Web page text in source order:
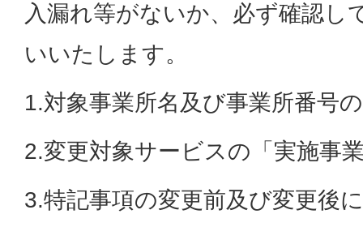
入漏れ等がないか、必ず確認し
いいたします。
1.対象事業所名及び事業所番号
2.変更対象サービスの「実施事
3.特記事項の変更前及び変更後